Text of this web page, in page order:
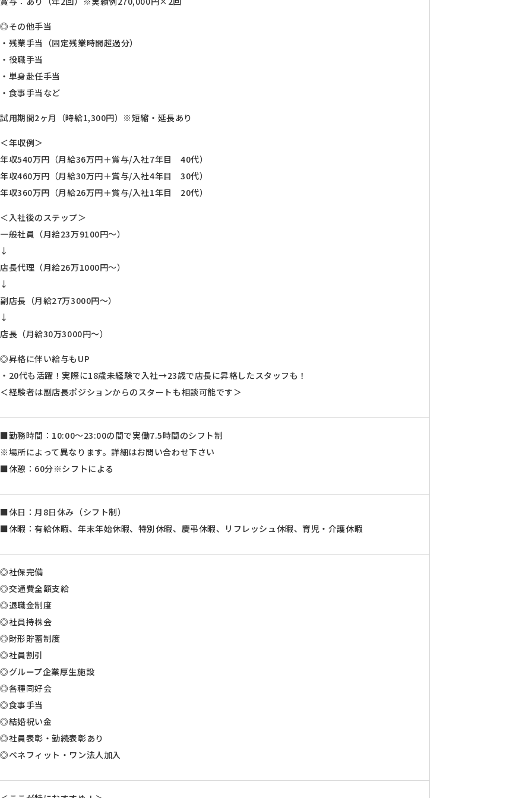
◎その他手当
・残業手当（固定残業時間超過分）
・役職手当
・単身赴任手当
・食事手当など
試用期間2ヶ月（時給1,300円）※短縮・延長あり
＜年収例＞
年収540万円（月給36万円＋賞与/入社7年目 40代）
年収460万円（月給30万円＋賞与/入社4年目 30代）
年収360万円（月給26万円＋賞与/入社1年目 20代）
＜入社後のステップ＞
一般社員（月給23万9100円～）
↓
店長代理（月給26万1000円～）
↓
副店長（月給27万3000円～）
↓
店長（月給30万3000円～）
◎昇格に伴い給与もUP
・20代も活躍！実際に18歳未経験で入社→23歳で店長に昇格したスタッフも！
＜経験者は副店長ポジションからのスタートも相談可能です＞
■勤務時間：10:00～23:00の間で実働7.5時間のシフト制
※場所によって異なります。詳細はお問い合わせ下さい
■休憩：60分※シフトによる
■休日：月8日休み（シフト制）
■休暇：有給休暇、年末年始休暇、特別休暇、慶弔休暇、リフレッシュ休暇、育児・介護休暇
◎社保完備
◎交通費全額支給
◎退職金制度
◎社員持株会
◎財形貯蓄制度
◎社員割引
◎グループ企業厚生施設
◎各種同好会
◎食事手当
◎結婚祝い金
◎社員表彰・勤続表彰あり
◎ベネフィット・ワン法人加入